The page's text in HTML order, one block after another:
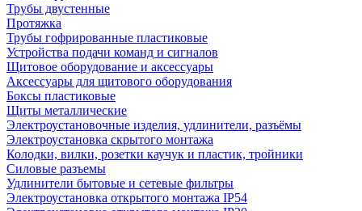
Трубы двустенные
Протяжка
Трубы гофрированные пластиковые
Устройства подачи команд и сигналов
Щитовое оборудование и аксессуары
Аксессуары для щитового оборудования
Боксы пластиковые
Щиты металлические
Электроустановочные изделия, удлинители, разъёмы
Электроустановка скрытого монтажа
Колодки, вилки, розетки каучук и пластик, тройники
Силовые разъемы
Удлинители бытовые и сетевые фильтры
Электроустановка открытого монтажа IP54